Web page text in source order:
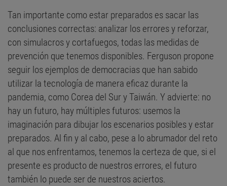
Tan importante como estar preparados es sacar las
conclusiones correctas: analizar los errores y reforzar,
con simulacros y cortafuegos, todas las medidas de
prevención que tenemos disponibles. Ferguson propone
seguir los ejemplos de democracias que han sabido
utilizar la tecnología de manera eficaz durante la
pandemia, como Corea del Sur y Taiwán. Y advierte: no
hay un futuro, hay múltiples futuros: usemos la
imaginación para dibujar los escenarios posibles y estar
preparados. Al fin y al cabo, pese a lo abrumador del reto
al que nos enfrentamos, tenemos la certeza de que, si el
presente es producto de nuestros errores, el futuro
también lo puede ser de nuestros aciertos.